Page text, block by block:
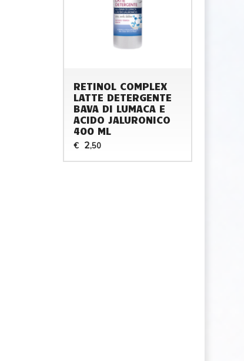
RETINOL COMPLEX
LATTE DETERGENTE
BAVA DI LUMACA E
ACIDO JALURONICO
400 ML
€ 2,50